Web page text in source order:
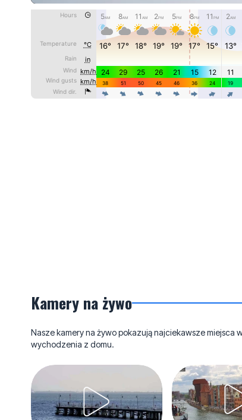
Kamery na żywo
Nasze kamery na żywo pokazują najciekawsze
wychodzenia z domu.